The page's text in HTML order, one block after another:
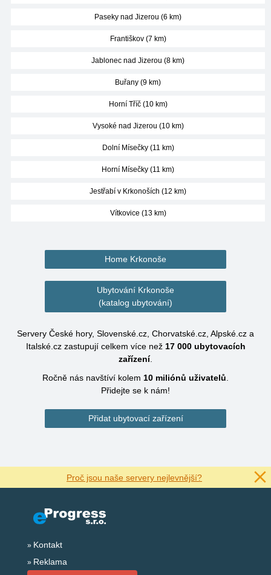
Paseky nad Jizerou (6 km)
Františkov (7 km)
Jablonec nad Jizerou (8 km)
Buřany (9 km)
Horní Tříč (10 km)
Vysoké nad Jizerou (10 km)
Dolní Mísečky (11 km)
Horní Mísečky (11 km)
Jestřabí v Krkonoších (12 km)
Vítkovice (13 km)
Home Krkonoše
Ubytování Krkonoše
(katalog ubytování)
Servery České hory, Slovenské.cz, Chorvatské.cz, Alpské.cz a
Italské.cz zastupují celkem více než 17 000ubytovacích
zařízení.
Ročně nás navštíví kolem 10 miliónů uživatelů
Přidejte se k nám!
Přidat ubytovací zařízení
Proč jsou naše servery nejlevnější?
Kontakt
Reklama